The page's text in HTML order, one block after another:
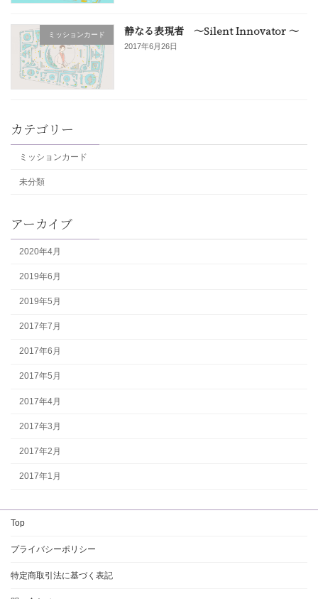
ミッションカード 静なる表現者 〜Silent Innovator 〜
2017年6月26日
カテゴリー
ミッションカード
未分類
アーカイブ
2020年4月
2019年6月
2019年5月
2017年7月
2017年6月
2017年5月
2017年4月
2017年3月
2017年2月
2017年1月
Top
プライバシーポリシー
特定商取引法に基づく表記